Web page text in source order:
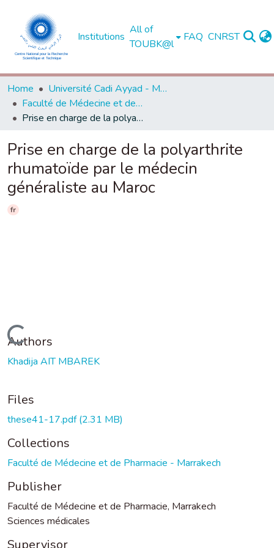
Institutions
All of
TOUBK@l
FAQ CNRST
Home
Université Cadi Ayyad - Marrakech
Faculté de Médecine et de Pharmacie - Marrakech
Prise en charge de la polyarthrite rhumatoïde par le médecin généraliste au Maroc
Prise en charge de la polyarthrite
rhumatoïde par le médecin
généraliste au Maroc
fr
Loading...
Authors
Khadija AIT MBAREK
Files
these41-17.pdf(2.31 MB)
Collections
Faculté de Médecine et de Pharmacie - Marrakech
Publisher
Faculté de Médecine et de Pharmacie, Marrakech
Sciences médicales
Supervisor